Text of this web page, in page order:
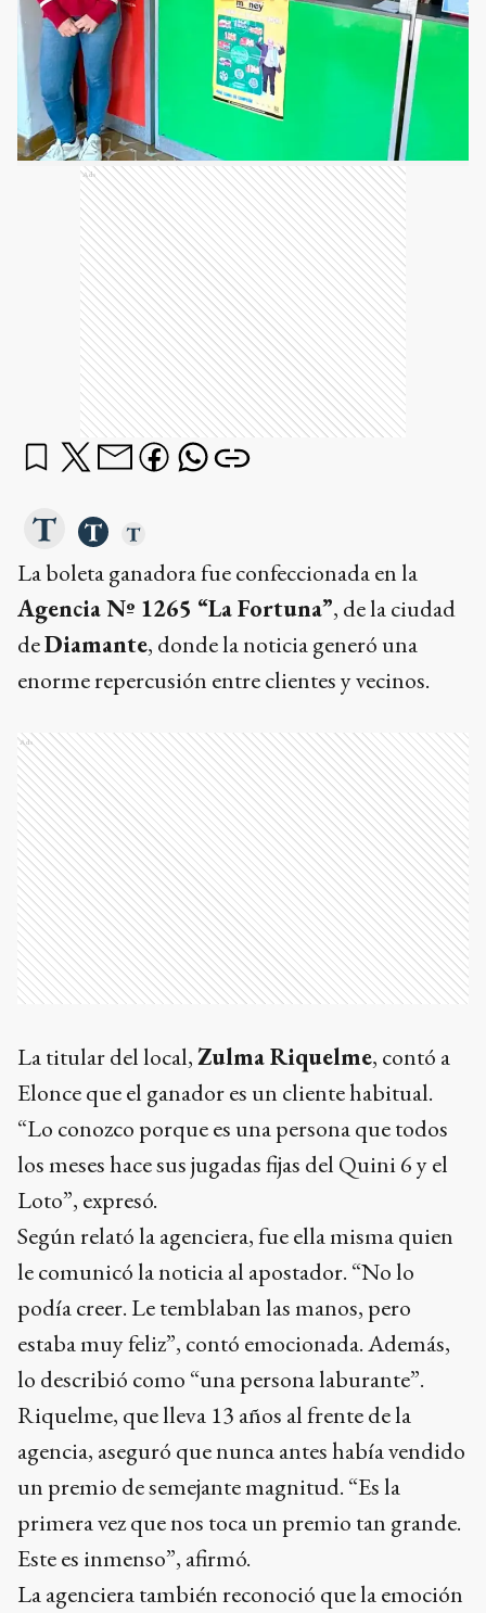
Ads
La boleta ganadora fue confeccionada en la
Agencia Nº 1265 “La Fortuna”, de la ciudad
deDiamante, donde la noticia generó una
enorme repercusión entre clientes y vecinos.
Ads
La titular del local,Zulma Riquelme, contó a
Elonce que el ganador es un cliente habitual.
“Lo conozco porque es una persona que todos
los meses hace sus jugadas fijas del Quini 6 y el
Loto”, expresó.
Según relató la agenciera, fue ella misma quien
le comunicó la noticia al apostador. “No lo
podía creer. Le temblaban las manos, pero
estaba muy feliz”, contó emocionada. Además,
lo describió como “una persona laburante”.
Riquelme, que lleva 13 años al frente de la
agencia, aseguró que nunca antes había vendido
un premio de semejante magnitud. “Es la
primera vez que nos toca un premio tan grande.
Este es inmenso”, afirmó.
La agenciera también reconoció que la emoción